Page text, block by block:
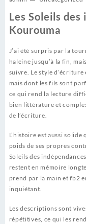
Les Soleils des
Kourouma
J’ai été surpris par la
haleine jusqu’à la fin,
suivre. Le style
mais dont les fils sont
ce qui rend la lecture
bien littérature et
de l’écriture.
L’histoire est aussi
poids de ses propres
Soleils des
restent en mémoire
prend par la main et fb2
inquiétant.
Les descriptions sont
répétitives, ce qui les